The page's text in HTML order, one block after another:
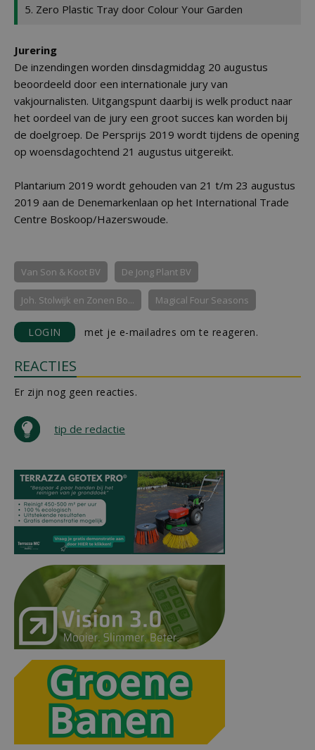
5. Zero Plastic Tray door Colour Your Garden
Jurering
De inzendingen worden dinsdagmiddag 20 augustus
beoordeeld door een internationale jury van
vakjournalisten. Uitgangspunt daarbij is welk product naar
het oordeel van de jury een groot succes kan worden bij
de doelgroep. De Persprijs 2019 wordt tijdens de opening
op woensdagochtend 21 augustus uitgereikt.
Plantarium 2019 wordt gehouden van 21 t/m 23 augustus
2019 aan de Denemarkenlaan op het International Trade
Centre Boskoop/Hazerswoude.
Van Son & Koot BV De Jong Plant BV
Joh. Stolwijk en Zonen Bo... Magical Four Seasons
LOGIN met je e-mailadres om te reageren.
REACTIES
Er zijn nog geen reacties.
tip de redactie